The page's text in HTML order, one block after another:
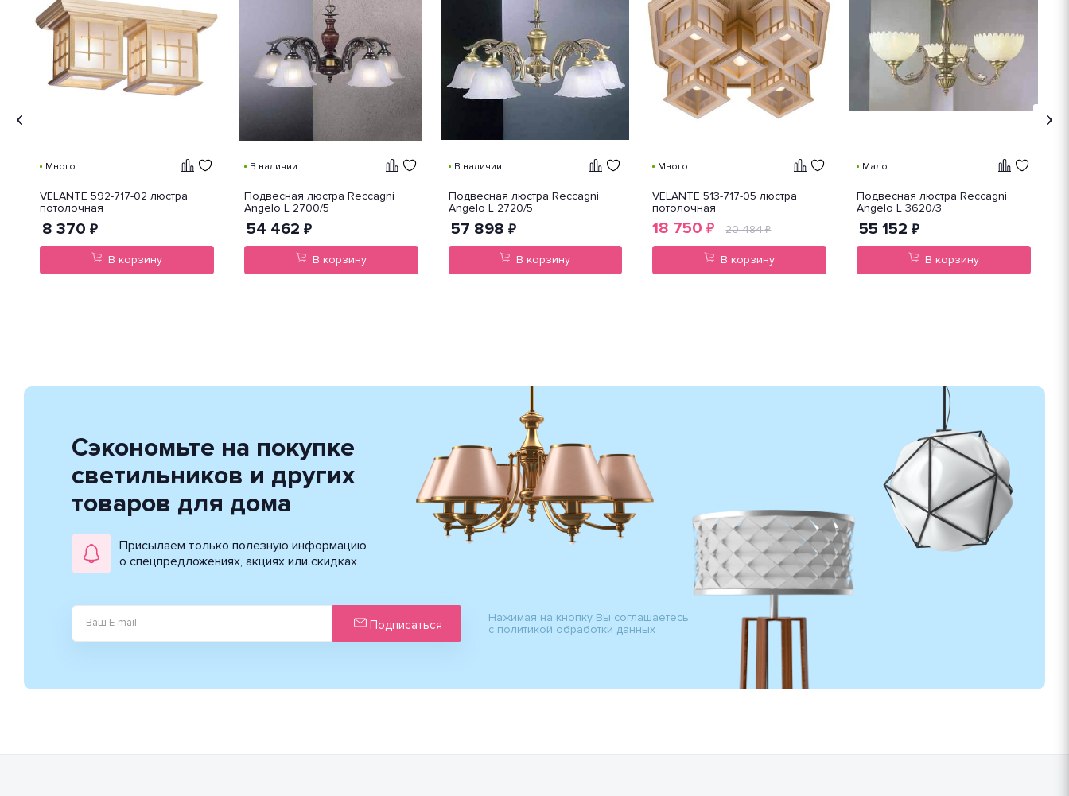
Много
VELANTE 592-717-02 люстра
потолочная
8 370 ₽
В корзину
В наличии
Подвесная люстра Reccagni
Angelo L 2700/5
54 462 ₽
В корзину
В наличии
Подвесная люстра Reccagni
Angelo L 2720/5
57 898 ₽
В корзину
Много
VELANTE 513-717-05 люстра
потолочная
18 750 ₽ 20 484₽
В корзину
Мало
Подвесная люстра Reccagni
Angelo L 3620/3
55 152 ₽
В корзину
Сэкономьте на покупке
светильников и других
товаров для дома
Присылаем только полезную информацию
о спецпредложениях, акциях или скидках
Подписаться
Нажимая на кнопку Вы соглашаетесь
с политикой обработки данных